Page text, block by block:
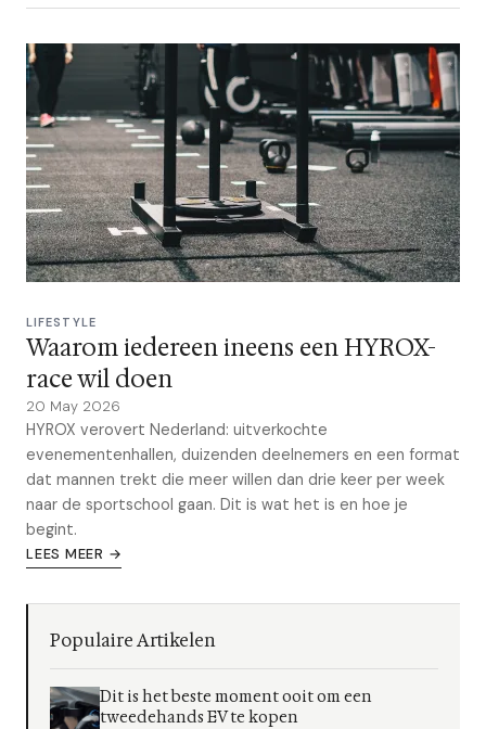
LIFESTYLE
Waarom iedereen ineens een HYROX-
race wil doen
20 May 2026
HYROX verovert Nederland: uitverkochte
evenementenhallen, duizenden deelnemers en een format
dat mannen trekt die meer willen dan drie keer per week
naar de sportschool gaan. Dit is wat het is en hoe je
begint.
LEES MEER →
Populaire Artikelen
Dit is het beste moment ooit om een
tweedehands EV te kopen